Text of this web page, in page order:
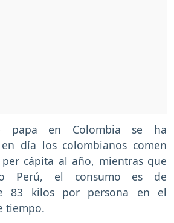
papa en Colombia se ha
día los colombianos comen
cápita al año, mientras que
Perú, el consumo es de
83 kilos por persona en el
tiempo.